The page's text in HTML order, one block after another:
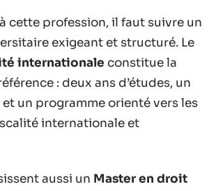
cette profession, il faut suivre un
exigeant et structuré. Le
internationale constitue la
: deux ans d’études, un
et un programme orienté vers les
internationale et
aussi un Master en droit